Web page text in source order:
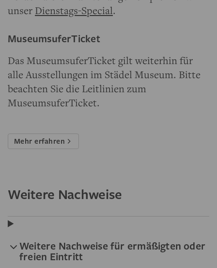
unser Dienstags-Special.
MuseumsuferTicket
Das MuseumsuferTicket gilt weiterhin für
alle Ausstellungen im Städel Museum. Bitte
beachten Sie die Leitlinien zum
MuseumsuferTicket.
Mehr erfahren
Weitere Nachweise
Weitere Nachweise für ermäßigten oder
freien Eintritt